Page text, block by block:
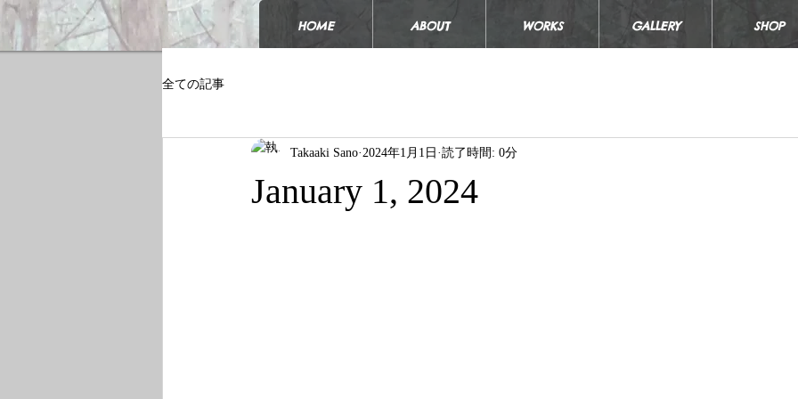
HOME ABOUT WORKS GALLERY SHOP
全ての記事
January 1, 2024
Takaaki Sano 2024年1月1日 読了時間: 0分